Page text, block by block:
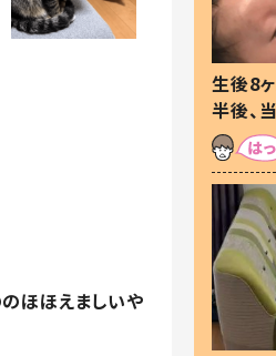
ほほえましいや
生後8
半後、
た本音